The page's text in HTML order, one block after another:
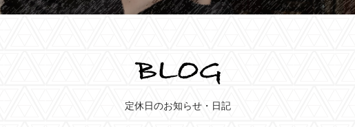
定休日のお知らせ・日記